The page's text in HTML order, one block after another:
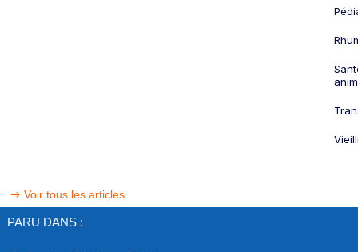
Voir tous les articles
PARU DANS :